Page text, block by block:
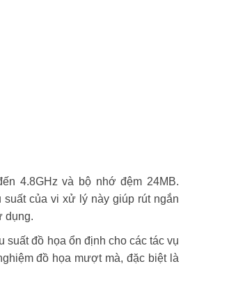
4.8GHz và bộ nhớ đệm 24MB.
của vi xử lý này giúp rút ngắn
dụng.
suất đồ họa ổn định cho các tác vụ
đồ họa mượt mà, đặc biệt là